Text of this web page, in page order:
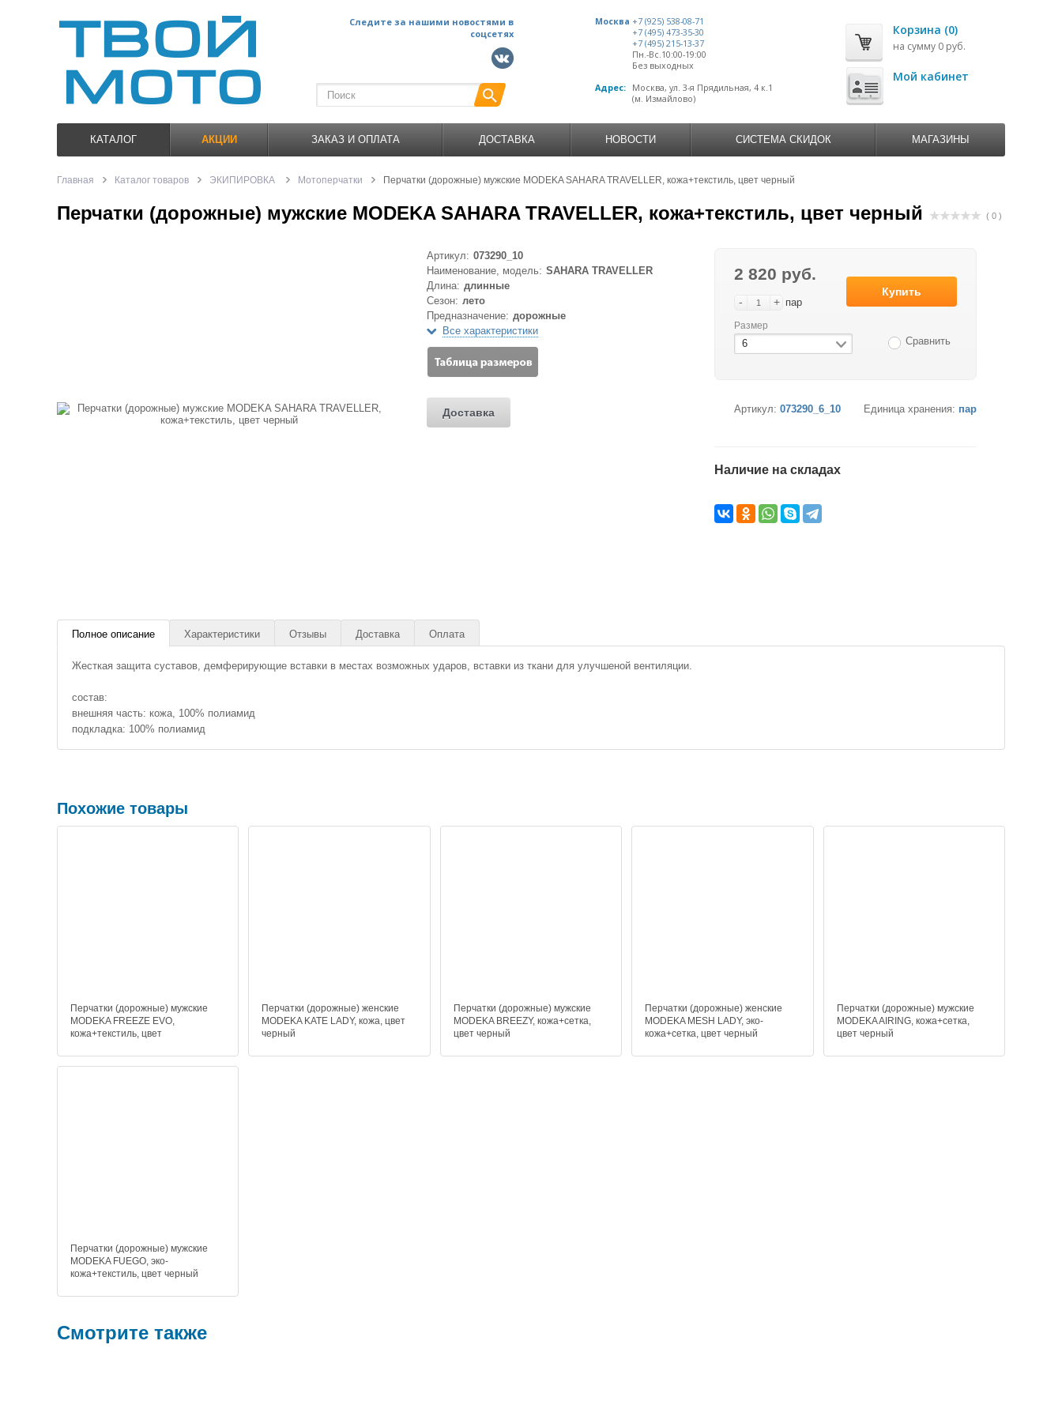
Следите за нашими новостями в
соцсетях
Москва +7 (925) 538-08-71
+7 (495) 473-35-30
+7 (495) 215-13-37
Пн.-Вс.10:00-19:00
Без выходных
Адрес:
Москва, ул. 3-я Прядильная, 4 к.1
(м. Измайлово)
Корзина (0)
на сумму 0 руб.
Мой кабинет
КАТАЛОГ АКЦИИ ЗАКАЗ И ОПЛАТА ДОСТАВКА НОВОСТИ СИСТЕМА СКИДОК МАГАЗИНЫ
Главная Каталог товаров ЭКИПИРОВКА Мотоперчатки Перчатки (дорожные) мужские MODEKA SAHARA TRAVELLER, кожа+текстиль, цвет черный
Перчатки (дорожные) мужские MODEKA SAHARA TRAVELLER, кожа+текстиль, цвет черный ( 0 )
2 820 руб.
- + пар
Купить
Размер
6 Сравнить
Артикул: 073290_6_10 Единица хранения: пар
Наличие на складах
Артикул: 073290_10
Наименование, модель: SAHARA TRAVELLER
Длина: длинные
Сезон: лето
Предназначение: дорожные
Все характеристики
Доставка
Полное описание Характеристики Отзывы Доставка Оплата
Жесткая защита суставов, демферирующие вставки в местах возможных ударов, вставки из ткани для улучшеной вентиляции.
состав:
внешняя часть: кожа, 100% полиамид
подкладка: 100% полиамид
Похожие товары
Перчатки (дорожные) мужские
MODEKA FREEZE EVO,
кожа+текстиль, цвет
Перчатки (дорожные) женские
MODEKA KATE LADY, кожа, цвет
черный
Перчатки (дорожные) мужские
MODEKA BREEZY, кожа+сетка,
цвет черный
Перчатки (дорожные) женские
MODEKA MESH LADY, эко-
кожа+сетка, цвет черный
Перчатки (дорожные) мужские
MODEKA AIRING, кожа+сетка,
цвет черный
Перчатки (дорожные) мужские
MODEKA FUEGO, эко-
кожа+текстиль, цвет черный
Смотрите также